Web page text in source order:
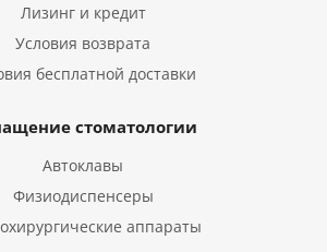
Лизинг и кредит
Условия возврата
бесплатной доставки
стоматологии
Автоклавы
Физиодиспенсеры
аппараты